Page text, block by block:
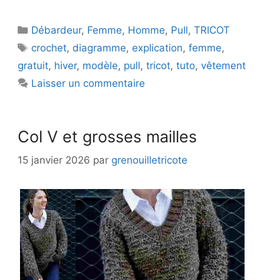
Catégories
Débardeur, Femme, Homme, Pull,TRICOT
Étiquettes
crochet, diagramme, explication,femme,
gratuit, hiver, modèle, pull, tricot, tuto, vêtement
Laisser un commentaire
Col V et grosses mailles
15 janvier 2026 par grenouilletricote